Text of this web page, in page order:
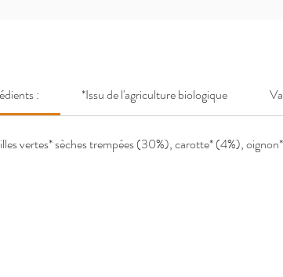
: *Issu de l'agriculture biologique
vertes* sèches trempées (30%), carotte* (4%),